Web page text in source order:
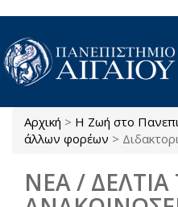
Παράκαμψη προς το κυρίως
Είστε εδώ
Αρχική > Η Ζωή στο
άλλων φορέων >
ΝΕΑ /